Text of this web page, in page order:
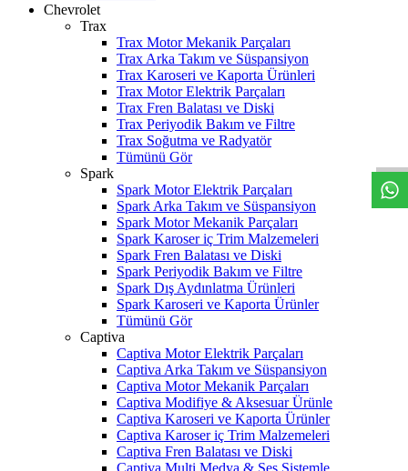
Chevrolet
Trax
Trax Motor Mekanik Parçaları
Trax Arka Takım ve Süspansiyon
Trax Karoseri ve Kaporta Ürünleri
Trax Motor Elektrik Parçaları
Trax Fren Balatası ve Diski
Trax Periyodik Bakım ve Filtre
Trax Soğutma ve Radyatör
Tümünü Gör
Spark
Spark Motor Elektrik Parçaları
Spark Arka Takım ve Süspansiyon
Spark Motor Mekanik Parçaları
Spark Karoser iç Trim Malzemeleri
Spark Fren Balatası ve Diski
Spark Periyodik Bakım ve Filtre
Spark Dış Aydınlatma Ürünleri
Spark Karoseri ve Kaporta Ürünler
Tümünü Gör
Captiva
Captiva Motor Elektrik Parçaları
Captiva Arka Takım ve Süspansiyon
Captiva Motor Mekanik Parçaları
Captiva Modifiye & Aksesuar Ürünle
Captiva Karoseri ve Kaporta Ürünler
Captiva Karoser iç Trim Malzemeleri
Captiva Fren Balatası ve Diski
Captiva Multi Medya & Ses Sistemle